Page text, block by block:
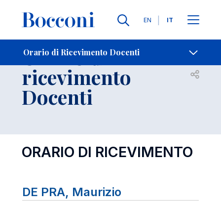
Lingue
EN IT
Orario di Ricevimento Docenti
-
Orario di
ricevimento
Docenti
Open
ORARIO DI RICEVIMENTO
DE PRA, Maurizio